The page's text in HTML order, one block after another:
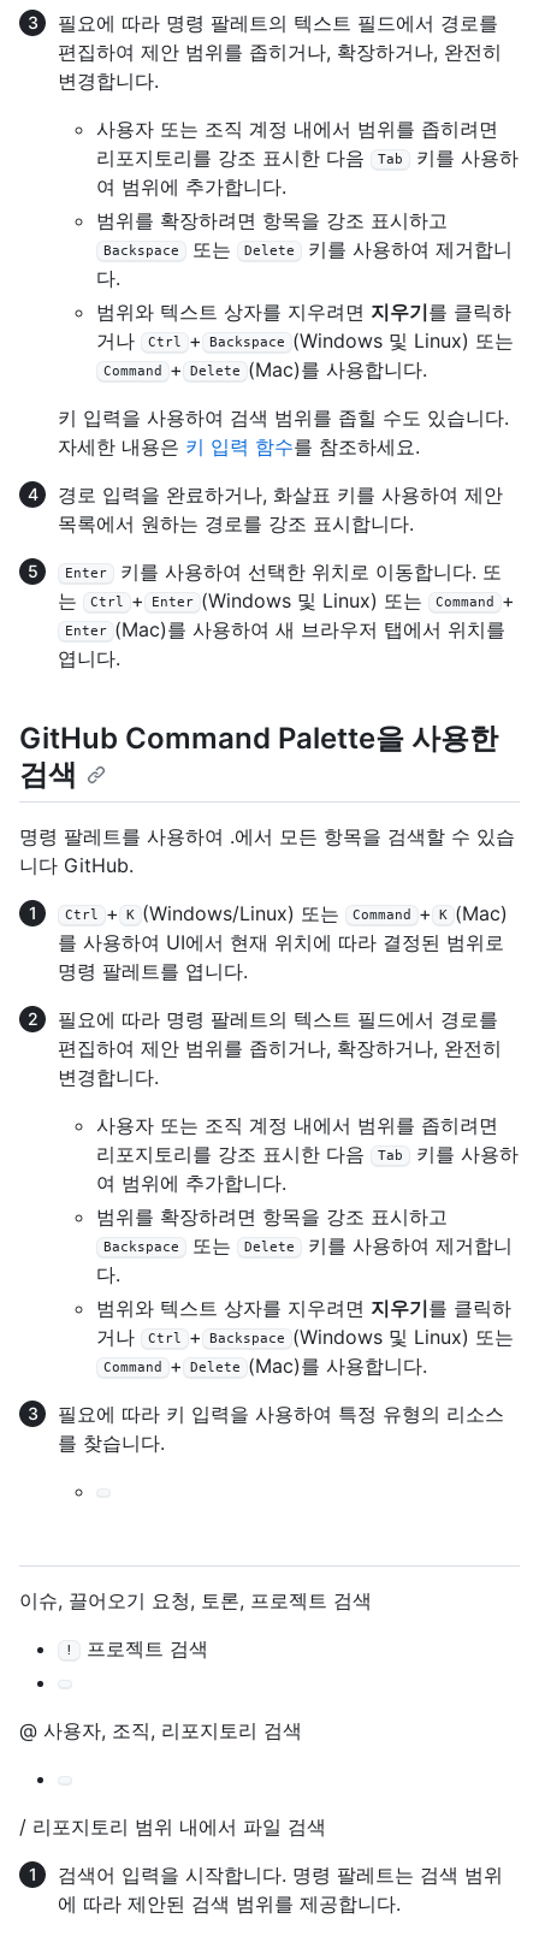
필요에 따라 명령 팔레트의 텍스트 필드에서 경로를
편집하여 제안 범위를 좁히거나, 확장하거나, 완전히
변경합니다.
사용자 또는 조직 계정 내에서 범위를 좁히려면
리포지토리를 강조 표시한 다음
Tab
키를 사용하
여 범위에 추가합니다.
범위를 확장하려면 항목을 강조 표시하고
Backspace 또는 Delete
키를 사용하여 제거합니
다.
범위와 텍스트 상자를 지우려면 지우기를 클릭하
거나
Ctrl + Backspace (Windows 및 Linux) 또는
Command + Delete
(Mac)를 사용합니다.
키 입력을 사용하여 검색 범위를 좁힐 수도 있습니다.
자세한 내용은 키 입력 함수를 참조하세요.
경로 입력을 완료하거나, 화살표 키를 사용하여 제안
목록에서 원하는 경로를 강조 표시합니다.
Enter
키를 사용하여 선택한 위치로 이동합니다. 또
는
Ctrl + Enter (Windows 및 Linux) 또는 Command +
Enter (Mac)를 사용하여 새 브라우저 탭에서 위치를
엽니다.
GitHub Command Palette을 사용한
검색
명령 팔레트를 사용하여 .에서 모든 항목을 검색할 수 있습
니다 GitHub.
Ctrl + K (Windows/Linux) 또는 Command + K (Mac)
를 사용하여 UI에서 현재 위치에 따라 결정된 범위로
명령 팔레트를 엽니다.
필요에 따라 명령 팔레트의 텍스트 필드에서 경로를
편집하여 제안 범위를 좁히거나, 확장하거나, 완전히
변경합니다.
사용자 또는 조직 계정 내에서 범위를 좁히려면
리포지토리를 강조 표시한 다음
Tab
키를 사용하
여 범위에 추가합니다.
범위를 확장하려면 항목을 강조 표시하고
Backspace 또는 Delete
키를 사용하여 제거합니
다.
범위와 텍스트 상자를 지우려면 지우기를 클릭하
거나
Ctrl + Backspace (Windows 및 Linux) 또는
Command + Delete
(Mac)를 사용합니다.
필요에 따라 키 입력을 사용하여 특정 유형의 리소스
를 찾습니다.
이슈, 끌어오기 요청, 토론, 프로젝트 검색
! 프로젝트 검색
@ 사용자, 조직, 리포지토리 검색
/ 리포지토리 범위 내에서 파일 검색
검색어 입력을 시작합니다. 명령 팔레트는 검색 범위
에 따라 제안된 검색 범위를 제공합니다.